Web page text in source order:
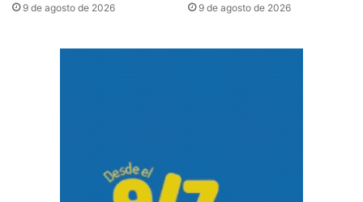
9 de agosto de 2026 9 de agosto de 2026